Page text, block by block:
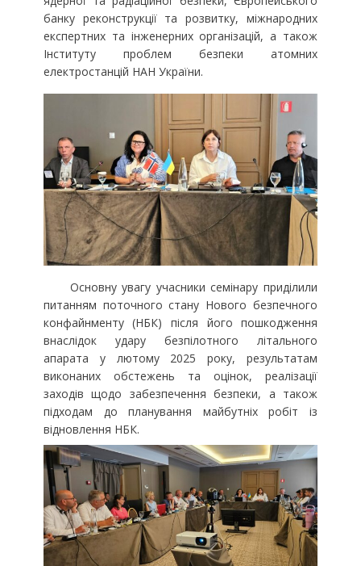
банку реконструкції та розвитку, міжнародних
експертних та інженерних організацій, а також
Інституту проблем безпеки атомних
електростанцій НАН України.
Основну увагу учасники семінару приділили
питанням поточного стану Нового безпечного
конфайнменту (НБК) після його пошкодження
внаслідок удару безпілотного літального
апарата у лютому 2025 року, результатам
виконаних обстежень та оцінок, реалізації
заходів щодо забезпечення безпеки, а також
підходам до планування майбутніх робіт із
відновлення НБК.